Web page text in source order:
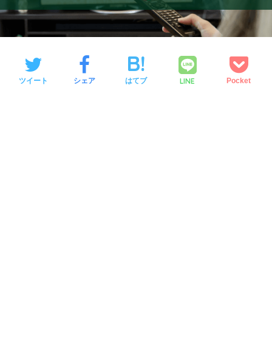
ツイート シェア はてブ LINE Pocket